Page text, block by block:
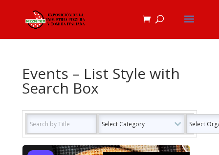
Events – List Style with
Search Box